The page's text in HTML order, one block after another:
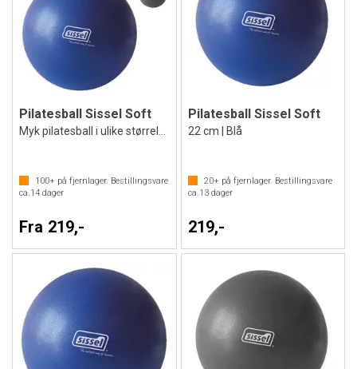
Pilatesball Sissel Soft
100+ på fjernlager. Bestillingsvare
ca.14 dager
Fra 219,-
Pilatesball Sissel Soft
22 cm | Blå
20+på fjernlager. Bestillingsvare
ca.13dager
219,-